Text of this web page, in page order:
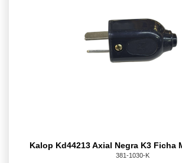
Kalop Kd44213 Axial Negra K3 Ficha
381-1030-K